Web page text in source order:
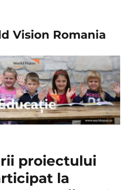
Vision Romania
proiectului
la